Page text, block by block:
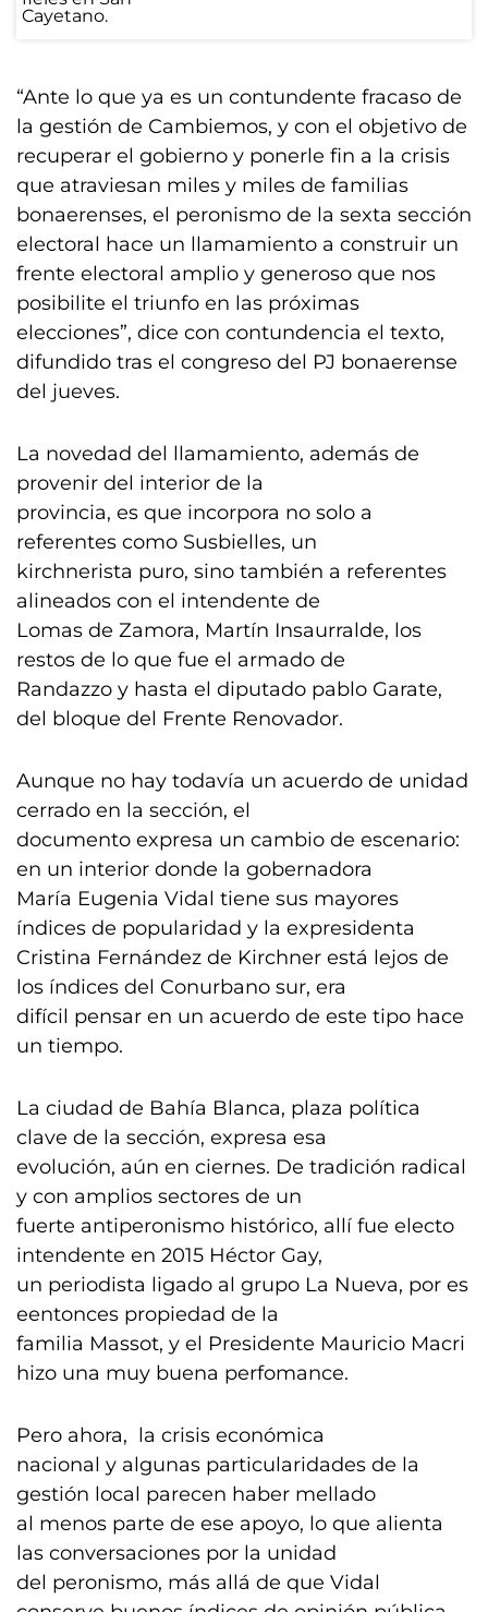
“Ante lo que ya es un contundente fracaso de
la gestión de Cambiemos, y con el objetivo de
recuperar el gobierno y ponerle fin a la crisis
que atraviesan miles y miles de familias
bonaerenses, el peronismo de la sexta sección
electoral hace un llamamiento a construir un
frente electoral amplio y generoso que nos
posibilite el triunfo en las próximas
elecciones”, dice con contundencia el texto,
difundido tras el congreso del PJ bonaerense
del jueves.
La novedad del llamamiento, además de
provenir del interior de la
provincia, es que incorpora no solo a
referentes como Susbielles, un
kirchnerista puro, sino también a referentes
alineados con el intendente de
Lomas de Zamora, Martín Insaurralde, los
restos de lo que fue el armado de
Randazzo y hasta el diputado pablo Garate,
del bloque del Frente Renovador.
Aunque no hay todavía un acuerdo de unidad
cerrado en la sección, el
documento expresa un cambio de escenario:
en un interior donde la gobernadora
María Eugenia Vidal tiene sus mayores
índices de popularidad y la expresidenta
Cristina Fernández de Kirchner está lejos de
los índices del Conurbano sur, era
difícil pensar en un acuerdo de este tipo hace
un tiempo.
La ciudad de Bahía Blanca, plaza política
clave de la sección, expresa esa
evolución, aún en ciernes. De tradición radical
y con amplios sectores de un
fuerte antiperonismo histórico, allí fue electo
intendente en 2015 Héctor Gay,
un periodista ligado al grupo La Nueva, por es
eentonces propiedad de la
familia Massot, y el Presidente Mauricio Macri
hizo una muy buena perfomance.
Pero ahora, la crisis económica
nacional y algunas particularidades de la
gestión local parecen haber mellado
al menos parte de ese apoyo, lo que alienta
las conversaciones por la unidad
del peronismo, más allá de que Vidal